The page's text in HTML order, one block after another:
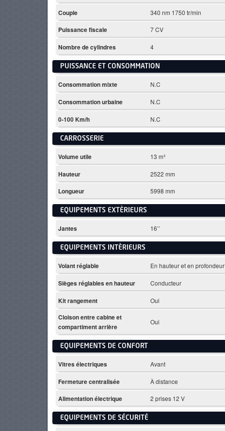
Couple 340 nm 1750 tr/min
Puissance fiscale 7 CV
Nombre de cylindres 4
PUISSANCE ET CONSOMMATION
Consommation mixte N.C
Consommation urbaine N.C
0-100 Km/h N.C
CARROSSERIE
Volume utile 13 m³
Hauteur 2522 mm
Longueur 5998 mm
EQUIPEMENTS EXTÈRIEURS
Jantes 16’’
EQUIPEMENTS INTÈRIEURS
Volant réglable En hauteur et en profondeur
Sièges réglables en hauteur Conducteur
Kit rangement Oui
Cloison entre cabine et
compartiment arrière
Oui
EQUIPEMENTS DE CONFORT
Vitres électriques Avant
Fermeture centralisée À distance
Alimentation électrique 2 prises 12 V
EQUIPEMENTS DE SÉCURITÉ